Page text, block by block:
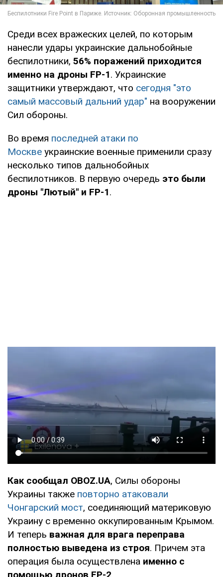
Среди всех вражеских целей, по которым
нанесли удары украинские дальнобойные
беспилотники, 56% поражений приходится
именно на дроны FP-1. Украинские
защитники утверждают, что сегодня "это
самый массовый дальний удар" на вооружении
Сил обороны.
Во время последней атаки по
Москве украинские военные применили сразу
несколько типов дальнобойных
беспилотников. В первую очередь это были
дроны "Лютый" и FP-1.
Как сообщал OBOZ.UA, Силы обороны
Украины также повторно атаковали
Чонгарский мост, соединяющий материковую
Украину с временно оккупированным Крымом.
И теперь важная для врага переправа
полностью выведена из строя. Причем эта
операция была осуществлена именно с